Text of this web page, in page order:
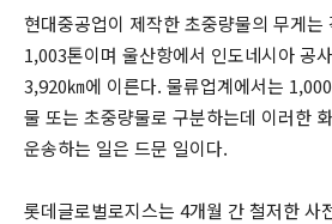
현대중공업이 제작한 초중량물의 무게
1,003톤이며 울산항에서 인도네시아 공
3,920㎞에 이른다. 물류업계에서는
물 또는 초중량물로 구분하는데 이러한
운송하는 일은 드문 일이다.
롯데글로벌로지스는 4개월 간 철저한 사